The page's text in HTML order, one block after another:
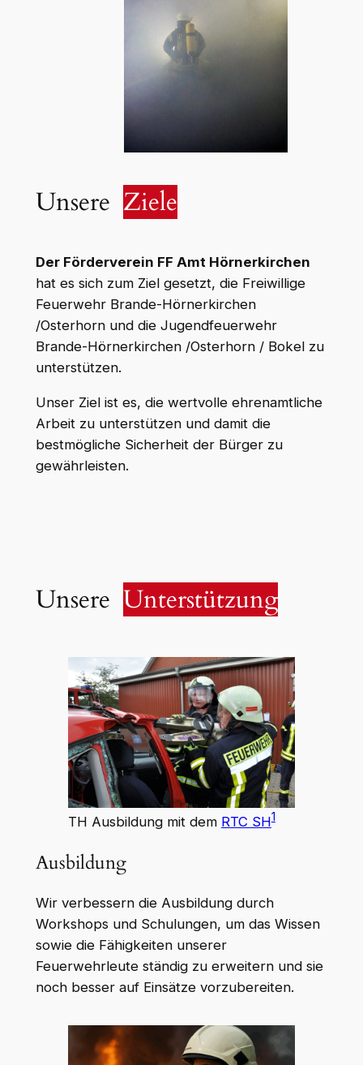
Unsere Ziele
Der Förderverein FF Amt Hörnerkirchen
hat es sich zum Ziel gesetzt, die Freiwillige
Feuerwehr Brande-Hörnerkirchen
/Osterhorn und die Jugendfeuerwehr
Brande-Hörnerkirchen /Osterhorn / Bokel zu
unterstützen.
Unser Ziel ist es, die wertvolle ehrenamtliche
Arbeit zu unterstützen und damit die
bestmögliche Sicherheit der Bürger zu
gewährleisten.
Unsere Unterstützung
TH Ausbildung mit dem RTC SH1
Ausbildung
Wir verbessern die Ausbildung durch
Workshops und Schulungen, um das Wissen
sowie die Fähigkeiten unserer
Feuerwehrleute ständig zu erweitern und sie
noch besser auf Einsätze vorzubereiten.